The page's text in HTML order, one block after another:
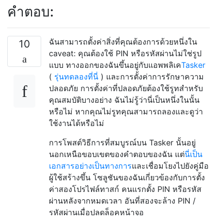
คำตอบ:
10
ฉันสามารถตั้งค่าสิ่งที่คุณต้องการด้วยหนึ่งใน
caveat: คุณต้องใช้ PIN หรือรหัสผ่านไม่ใช่รูป
แบบ ทางออกของฉันขึ้นอยู่กับแอพพลิเคTasker
( รุ่นทดลองที่นี่ ) และการตั้งค่าการรักษาความ
ปลอดภัย การตั้งค่าที่ปลอดภัยต้องใช้รูทสำหรับ
คุณสมบัติบางอย่าง ฉันไม่รู้ว่านี่เป็นหนึ่งในนั้น
หรือไม่ หากคุณไม่รูทคุณสามารถลองและดูว่า
ใช้งานได้หรือไม่
การโพสต์วิธีการที่สมบูรณ์บน Tasker นั้นอยู่
นอกเหนือขอบเขตของคำตอบของฉัน แต่นี่เป็น
เอกสารอย่างเป็นทางการและเชื่อมโยงไปยังคู่มือ
ผู้ใช้สร้างขึ้น โซลูชันของฉันเกี่ยวข้องกับการตั้ง
ค่าสองโปรไฟล์ทาสก์ คนแรกตั้ง PIN หรือรหัส
ผ่านหลังจากหมดเวลา อันที่สองจะล้าง PIN /
รหัสผ่านเมื่อปลดล็อคหน้าจอ